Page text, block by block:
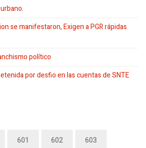
se manifestaron, Exigen a PGR rápidas
político
por desfio en las cuentas de SNTE
601 602 603